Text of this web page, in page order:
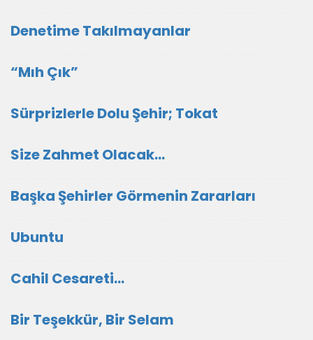
Denetime Takılmayanlar
“Mıh Çık”
Sürprizlerle Dolu Şehir; Tokat
Size Zahmet Olacak…
Başka Şehirler Görmenin Zararları
Ubuntu
Cahil Cesareti…
Bir Teşekkür, Bir Selam